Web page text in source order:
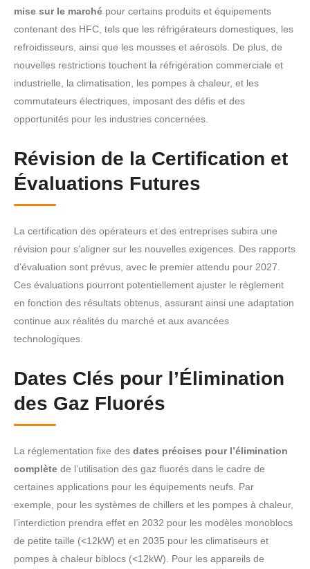
mise sur le marché pour certains produits et équipements
contenant des HFC, tels que les réfrigérateurs domestiques, les
refroidisseurs, ainsi que les mousses et aérosols. De plus, de
nouvelles restrictions touchent la réfrigération commerciale et
industrielle, la climatisation, les pompes à chaleur, et les
commutateurs électriques, imposant des défis et des
opportunités pour les industries concernées.
Révision de la Certification et
Évaluations Futures
La certification des opérateurs et des entreprises subira une
révision pour s’aligner sur les nouvelles exigences. Des rapports
d’évaluation sont prévus, avec le premier attendu pour 2027.
Ces évaluations pourront potentiellement ajuster le règlement
en fonction des résultats obtenus, assurant ainsi une adaptation
continue aux réalités du marché et aux avancées
technologiques.
Dates Clés pour l’Élimination
des Gaz Fluorés
La réglementation fixe des dates précises pour l’élimination
complète de l’utilisation des gaz fluorés dans le cadre de
certaines applications pour les équipements neufs. Par
exemple, pour les systèmes de chillers et les pompes à chaleur,
l’interdiction prendra effet en 2032 pour les modèles monoblocs
de petite taille (<12kW) et en 2035 pour les climatiseurs et
pompes à chaleur biblocs (<12kW). Pour les appareils de